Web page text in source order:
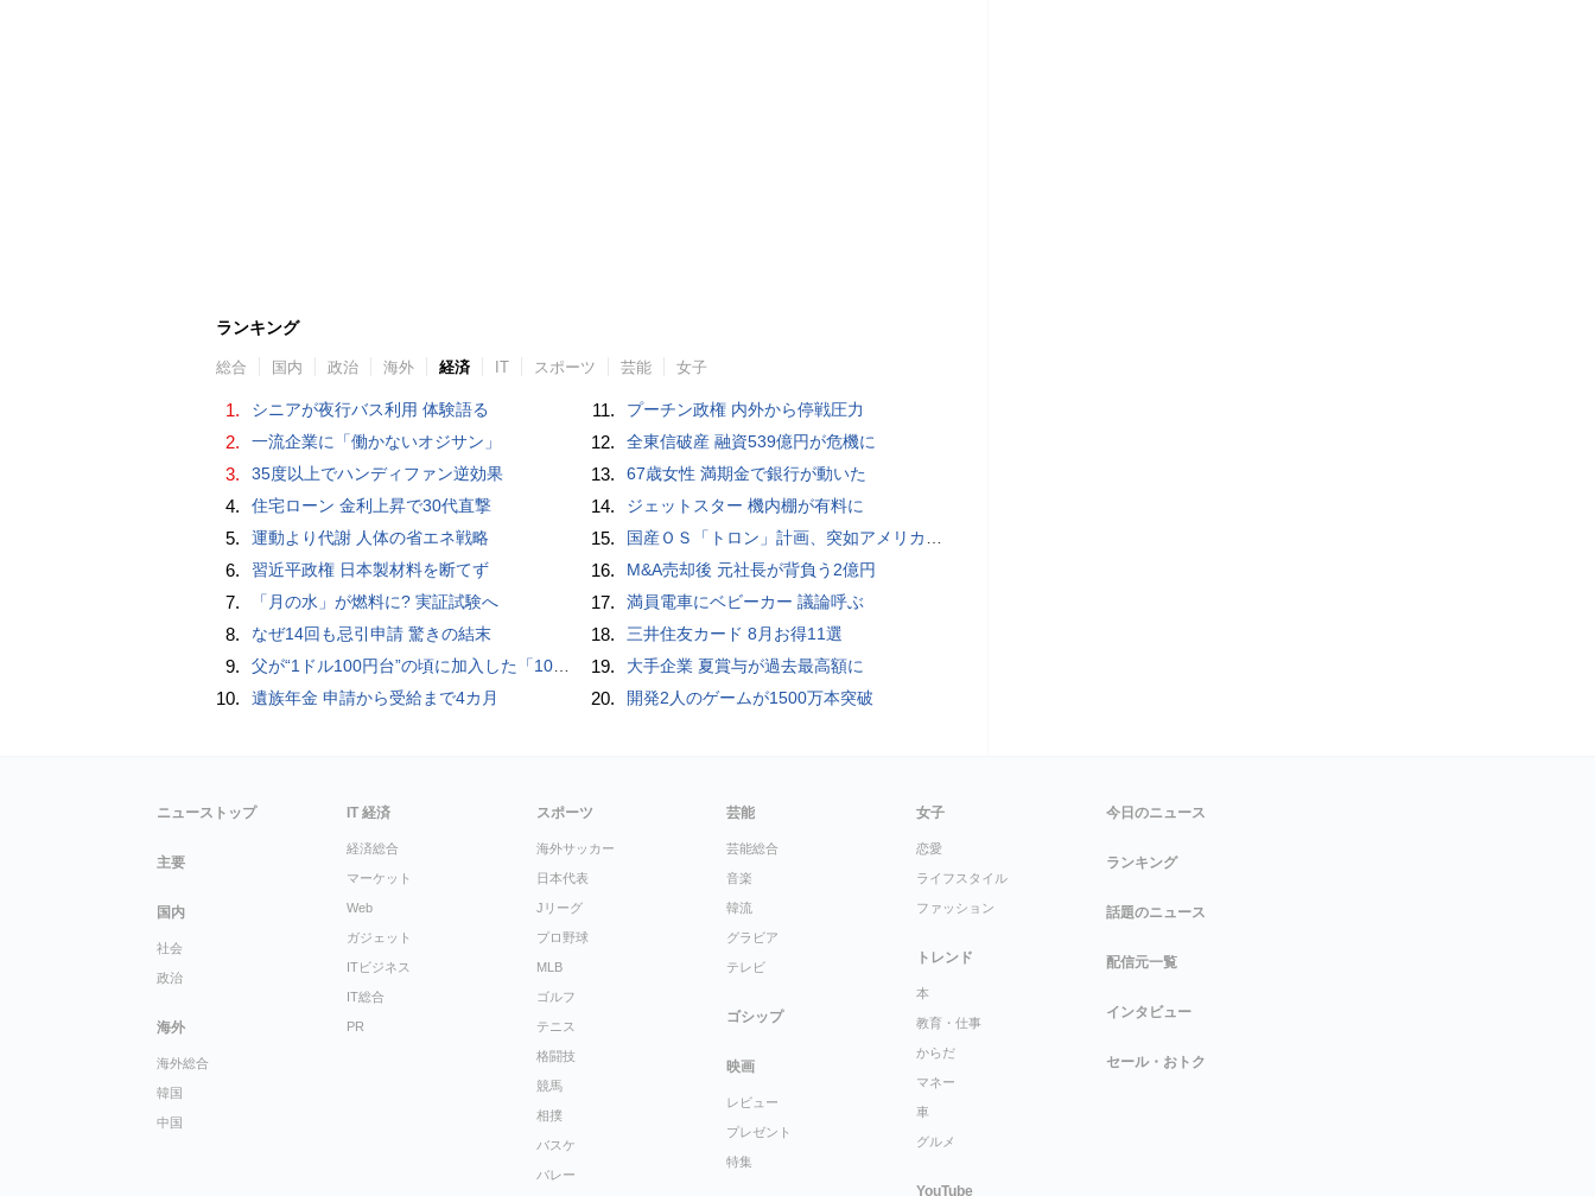
ランキング
総合 国内 政治 海外 経済 IT スポーツ 芸能 女子
1. シニアが夜行バス利用 体験語る
2. 一流企業に「働かないオジサン」
3. 35度以上でハンディファン逆効果
4. 住宅ローン 金利上昇で30代直撃
5. 運動より代謝 人体の省エネ戦略
6. 習近平政権 日本製材料を断てず
7. 「月の水」が燃料に? 実証試験へ
8. なぜ14回も忌引申請 驚きの結末
9. 父が“1ドル100円台”の頃に加入した「1000万円の外貨建て保険」が、円安で「評価額1610万円」に…“相続税額”はいくら増えますか？ 死後も税金が動くケースとは
10. 遺族年金 申請から受給まで4カ月
11. プーチン政権 内外から停戦圧力
12. 全東信破産 融資539億円が危機に
13. 67歳女性 満期金で銀行が動いた
14. ジェットスター 機内棚が有料に
15. 国産ＯＳ「トロン」計画、突如アメリカの標的に「わけが分からなかった」…貿易摩擦の中で狂い始めた歯車
16. M&A売却後 元社長が背負う2億円
17. 満員電車にベビーカー 議論呼ぶ
18. 三井住友カード 8月お得11選
19. 大手企業 夏賞与が過去最高額に
20. 開発2人のゲームが1500万本突破
ニューストップ
主要
国内
社会
政治
海外
海外総合
韓国
中国
IT 経済
経済総合
マーケット
Web
ガジェット
ITビジネス
IT総合
PR
スポーツ
海外サッカー
日本代表
Jリーグ
プロ野球
MLB
ゴルフ
テニス
格闘技
競馬
相撲
バスケ
バレー
芸能
芸能総合
音楽
韓流
グラビア
テレビ
ゴシップ
映画
レビュー
プレゼント
特集
女子
恋愛
ライフスタイル
ファッション
トレンド
本
教育・仕事
からだ
マネー
車
グルメ
YouTube
今日のニュース
ランキング
話題のニュース
配信元一覧
インタビュー
セール・おトク